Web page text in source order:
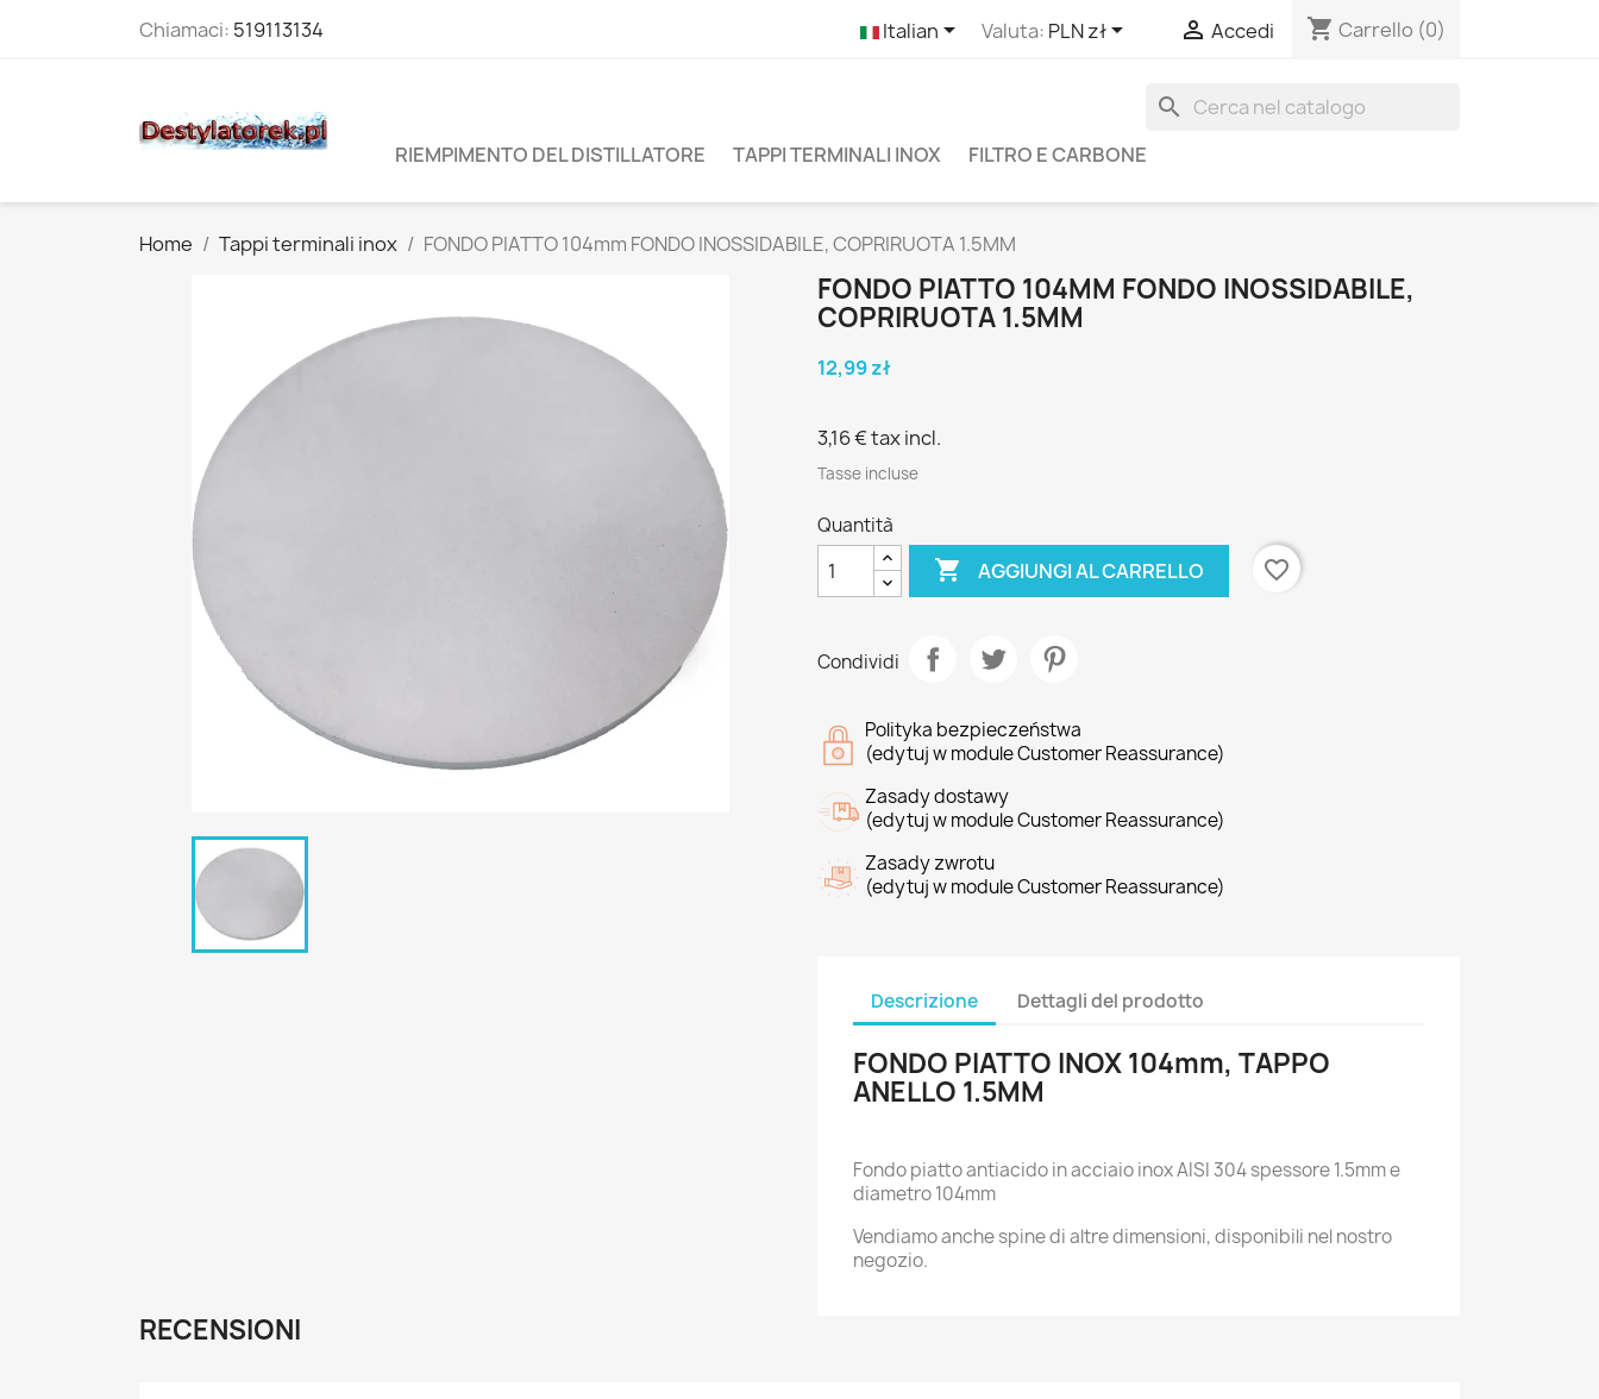
Chiamaci: 519113134 Italian Valuta: PLN zł  Accedi shopping_cart Carrello (0)
search
RIEMPIMENTO DEL DISTILLATORE TAPPI TERMINALI INOX FILTRO E CARBONE
Home Tappi terminali inox FONDO PIATTO 104mm FONDO INOSSIDABILE, COPRIRUOTA 1.5MM
FONDO PIATTO 104MM FONDO INOSSIDABILE,
COPRIRUOTA 1.5MM
12,99 zł
3,16 €tax incl.
Tasse incluse
Quantità
 AGGIUNGI AL CARRELLO favorite_border
Condividi
Polityka bezpieczeństwa
(edytuj w module Customer Reassurance)
Zasady dostawy
(edytuj w module Customer Reassurance)
Zasady zwrotu
(edytuj w module Customer Reassurance)
Descrizione Dettagli del prodotto
FONDO PIATTO INOX 104mm, TAPPO
ANELLO 1.5MM
Fondo piatto antiacido in acciaio inox AISI 304 spessore 1.5mm e
diametro 104mm
Vendiamo anche spine di altre dimensioni, disponibili nel nostro
negozio.
RECENSIONI